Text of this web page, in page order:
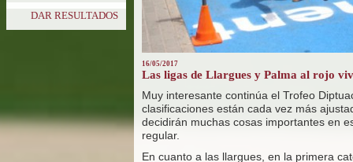
DAR RESULTADOS
16/05/2017
Las ligas de Llargues y Palma al rojo
Muy interesante continúa el Trofeo
clasificaciones están cada vez más
decidirán muchas cosas importantes en
regular.
En cuanto a las llargues, en la primera